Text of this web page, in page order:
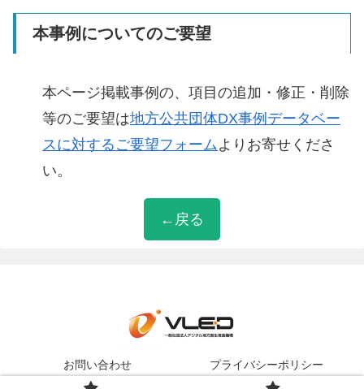
←戻る
本事例についてのご要望
本ページ掲載事例の、項目の追加・修正・削除
等のご要望は地方公共団体DX事例データベー
スに対するご要望フォームよりお寄せくださ
い。
お問い合わせ プライバシーポリシー